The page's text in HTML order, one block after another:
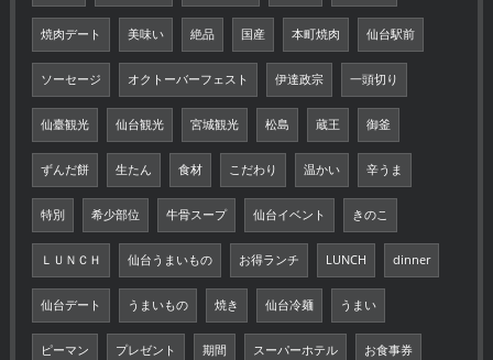
焼肉デート 美味い 絶品 国産 本町焼肉 仙台駅前
ソーセージ オクトーバーフェスト 伊達政宗 一頭切り
仙臺観光 仙台観光 宮城観光 松島 蔵王 御釜
ずんだ餅 生たん 食材 こだわり 温かい 辛うま
特別 希少部位 牛骨スープ 仙台イベント きのこ
ＬＵＮＣＨ 仙台うまいもの お得ランチ LUNCH dinner
仙台デート うまいもの 焼き 仙台冷麺 うまい
ピーマン プレゼント 期間 スーパーホテル お食事券